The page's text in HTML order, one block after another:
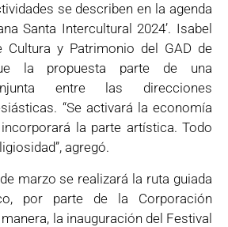
se describen en la agenda
Santa Intercultural 2024’. Isabel
Cultura y Patrimonio del GAD de
la propuesta parte de una
entre las direcciones
“Se activará la economía
la parte artística. Todo
agregó.
marzo se realizará la ruta guiada
por parte de la Corporación
la inauguración del Festival